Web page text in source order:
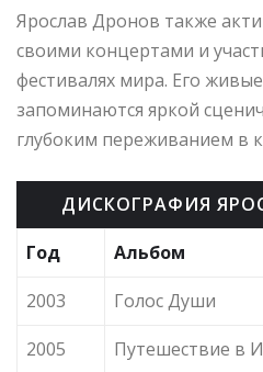
Ярослав Дронов также
своими концертами и
фестивалях мира. Его
запоминаются яркой
глубоким переживанием в
ДИСКОГРАФИЯ
Год
Альбом
2003
Голос Души
2005
Путешествие в